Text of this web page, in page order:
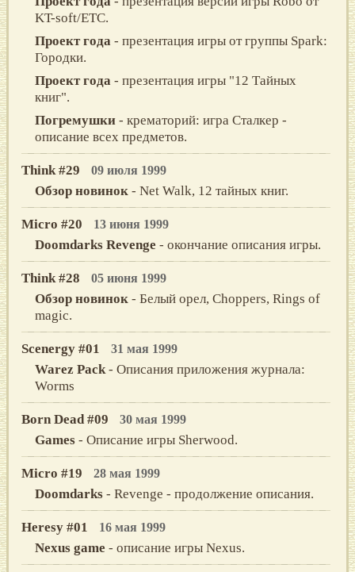
KT-soft/ETC.
Проект года - презентация игры от группы Spark:
Городки.
Проект года - презентация игры "12 Тайных
книг".
Погремушки - крематорий: игра Сталкер -
описание всех предметов.
Think #29 09 июля 1999
Обзор новинок - Net Walk, 12 тайных книг.
Micro #20 13 июня 1999
Doomdarks Revenge - окончание описания игры.
Think #28 05 июня 1999
Обзор новинок - Белый орел, Choppers, Rings of
magic.
Scenergy #01 31 мая 1999
Warez Pack - Описания приложения журнала:
Worms
Born Dead #09 30 мая 1999
Games - Описание игры Sherwood.
Micro #19 28 мая 1999
Doomdarks - Revenge - продолжение описания.
Heresy #01 16 мая 1999
Nexus game - описание игры Nexus.